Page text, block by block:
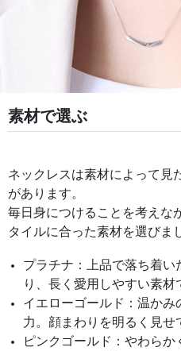
素材で選ぶ
ネックレスは素材によって見
があります。
毎日身につけることを考えな
タイルに合った素材を選びま
プラチナ：上品で落ち着い
り、長く愛用しやすい素材
イエローゴールド：温か
力。顔まわりを明るく見せ
ピンクゴールド：やわら